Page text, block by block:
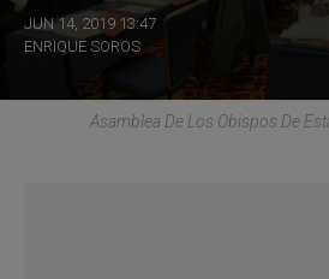
JUN 14, 2019 13:47
ENRIQUE SOROS
Asamblea De Los Obispos De